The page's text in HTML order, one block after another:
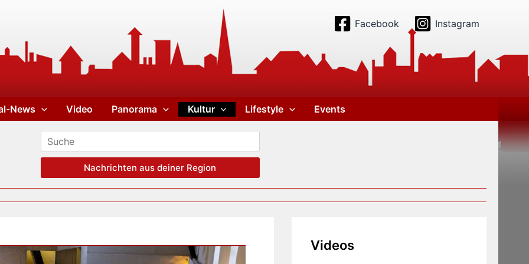
Facebook Instagram
News Video Panorama Kultur Lifestyle Events
Nachrichten aus deiner Region
Videos